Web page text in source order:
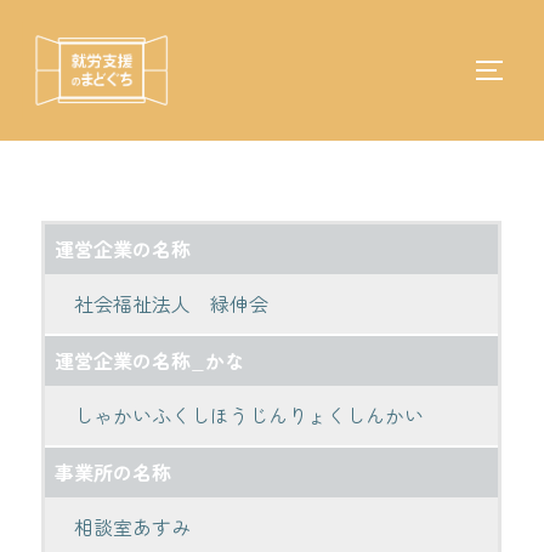
ツ
検
対
運営企業の名称
社会福祉法人 緑伸会
運営企業の名称_かな
しゃかいふくしほうじんりょくしんかい
事業所の名称
相談室あすみ